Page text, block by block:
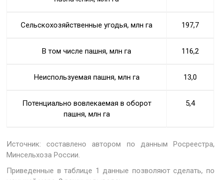
Сельскохозяйственные угодья, млн га 197,7
В том числе пашня, млн га 116,2
Неиспользуемая пашня, млн га 13,0
Потенциально вовлекаемая в оборот
пашня, млн га
5,4
Источник: составлено автором по данным Росреестра,
Минсельхоза России.
Приведенные в таблице 1 данные позволяют сделать, по